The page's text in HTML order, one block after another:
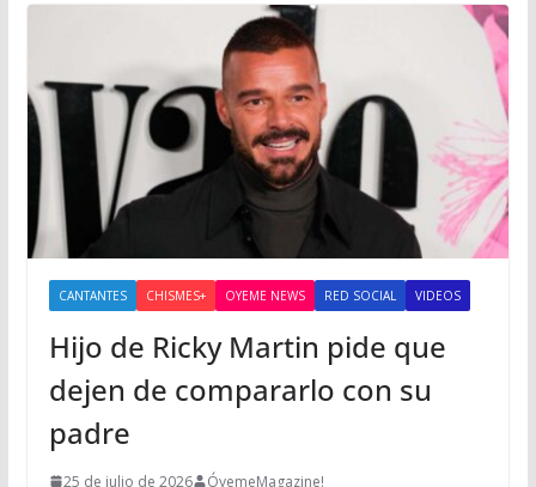
CANTANTES CHISMES+ OYEME NEWS RED SOCIAL VIDEOS
Hijo de Ricky Martin pide que
dejen de compararlo con su
padre
25 de julio de 2026 ÓyemeMagazine!